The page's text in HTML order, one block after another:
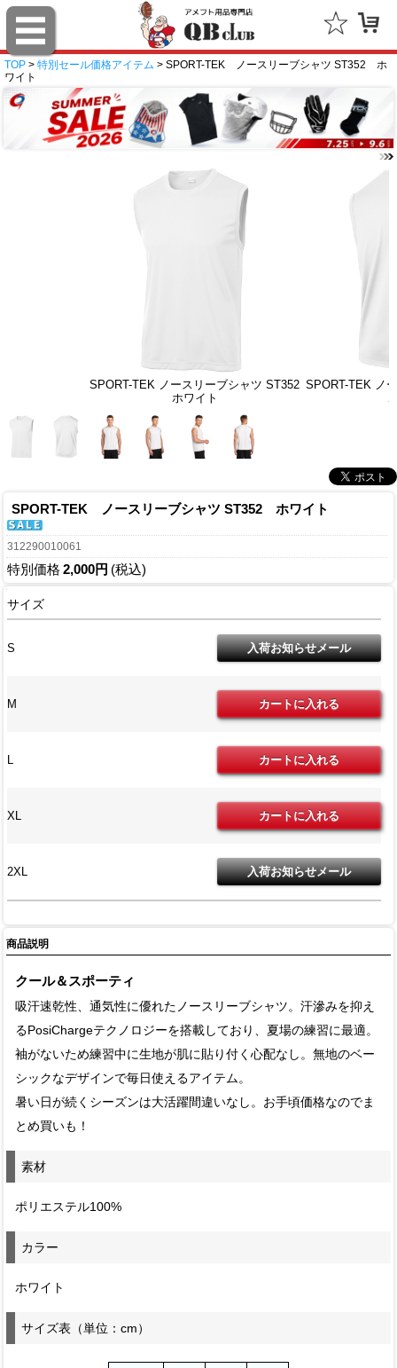
TOP > 特別セール価格アイテム > SPORT-TEK ノースリーブシャツ ST352 ホ
ワイト
SPORT-TEK ノースリーブシャツ ST352
ホワイト
SPORT-TEK ノ
SPORT-TEK ノースリーブシャツ ST352 ホワイト
312290010061
特別価格 2,000円 (税込)
サイズ
S
M
L
XL
2XL
商品説明
クール＆スポーティ
吸汗速乾性、通気性に優れたノースリーブシャツ。汗滲みを抑え
るPosiChargeテクノロジーを搭載しており、夏場の練習に最適。
袖がないため練習中に生地が肌に貼り付く心配なし。無地のベー
シックなデザインで毎日使えるアイテム。
暑い日が続くシーズンは大活躍間違いなし。お手頃価格なのでま
とめ買いも！
素材
ポリエステル100%
カラー
ホワイト
サイズ表（単位：cm）